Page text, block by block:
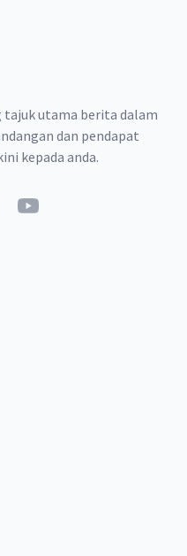
tajuk utama berita dalam
dan pendapat
kepada anda.
YouTube